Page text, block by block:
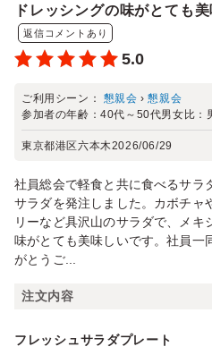
ドレッシングの味がとても
返信コメントあり
5.0
ご利用シーン： 懇親会 ›懇親会
参加者の年齢：40代～50代男女比：
東京都港区六本木2026/06/29
社員総会で軽食と共に食べるサラ
サラダを発注しました。カボチャ
リーなど具沢山のサラダで、メ
味がとても美味しいです。社員一
がとうご...
注文内容
フレッシュサラダプレート